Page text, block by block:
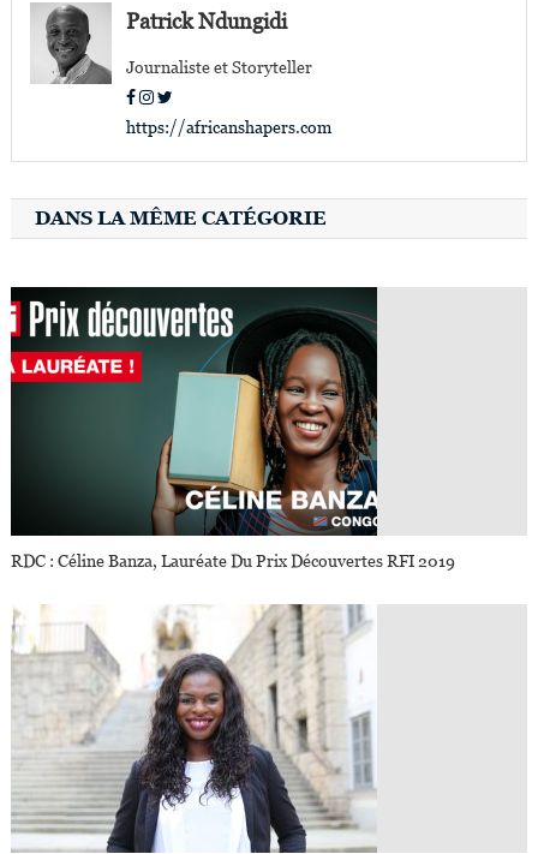
l’articlePatrick Ndungidi
Journaliste et Storyteller
https://africanshapers.com
DANS LA MÊME CATÉGORIE
RDC : Céline Banza, Lauréate Du Prix Découvertes RFI 2019